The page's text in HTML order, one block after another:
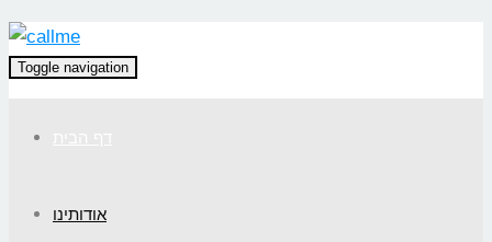
Toggle navigation
אודותינו